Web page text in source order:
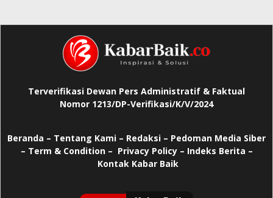
Terverifikasi Dewan Pers Administratif & Faktual
Nomor 1213/DP-Verifikasi/K/V/2024
Beranda – Tentang Kami – Redaksi – Pedoman Media Siber
– Term & Condition – Privacy Policy– Indeks Berita –
Kontak Kabar Baik